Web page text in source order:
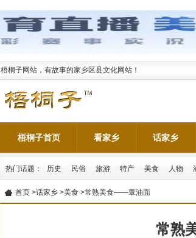
梧桐子网站，有故事的家乡区县文化网站！
梧桐子首页 看家乡 话家乡
热门话题： 历史 民俗 旅游 特产 美食 人物
首页 >话家乡 >美食 >常熟美食——蕈油面
常熟